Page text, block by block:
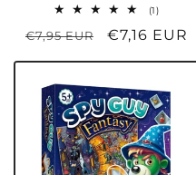
(1)1
totales
Precio
€7,95 EUR
Precio
€7,16 EUR